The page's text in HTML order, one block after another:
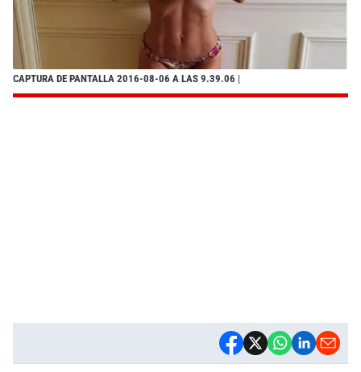
CAPTURA DE PANTALLA 2016-08-06 A LAS 9.39.06 |